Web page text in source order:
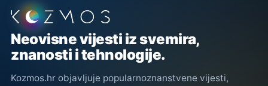
Podnožje stranice
Neovisne vijesti iz svemira,
znanosti i tehnologije.
Kozmos.hr objavljuje popularnoznanstvene vijesti,